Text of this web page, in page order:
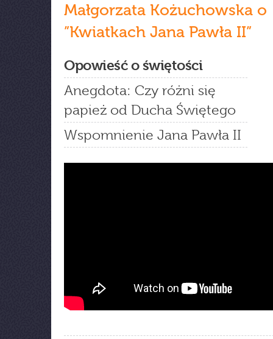
Małgorzata Kożuchowska o
”Kwiatkach Jana Pawła II”
Opowieść o świętości
Anegdota: Czy różni się
papież od Ducha Świętego
Wspomnienie Jana Pawła II